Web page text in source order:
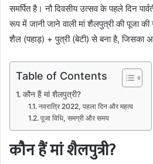
समर्पित है। नौ दिवसीय उत्सव के पहले दिन
रूप में जानी जाने वाली मां शैलपुत्री की पूजा की
शैल (पहाड़) + पुत्री (बेटी) से बना है, जिसका
Table of Contents
कौन हैं मां शैलपुत्री?
नवरात्रि 2022, पहला दिन और महत्व
पूजा विधि, समग्री और समय
कौन हैं मां शैलपुत्री?